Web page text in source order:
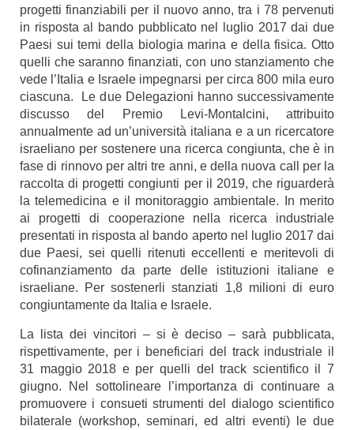
progetti finanziabili per il nuovo anno, tra i 78 pervenuti
in risposta al bando pubblicato nel luglio 2017 dai due
Paesi sui temi della biologia marina e della fisica. Otto
quelli che saranno finanziati, con uno stanziamento che
vede l’Italia e Israele impegnarsi per circa 800 mila euro
ciascuna. Le due Delegazioni hanno successivamente
discusso del Premio Levi-Montalcini, attribuito
annualmente ad un’università italiana e a un ricercatore
israeliano per sostenere una ricerca congiunta, che è in
fase di rinnovo per altri tre anni, e della nuova call per la
raccolta di progetti congiunti per il 2019, che riguarderà
la telemedicina e il monitoraggio ambientale. In merito
ai progetti di cooperazione nella ricerca industriale
presentati in risposta al bando aperto nel luglio 2017 dai
due Paesi, sei quelli ritenuti eccellenti e meritevoli di
cofinanziamento da parte delle istituzioni italiane e
israeliane. Per sostenerli stanziati 1,8 milioni di euro
congiuntamente da Italia e Israele.
La lista dei vincitori – si è deciso – sarà pubblicata,
rispettivamente, per i beneficiari del track industriale il
31 maggio 2018 e per quelli del track scientifico il 7
giugno. Nel sottolineare l’importanza di continuare a
promuovere i consueti strumenti del dialogo scientifico
bilaterale (workshop, seminari, ed altri eventi) le due